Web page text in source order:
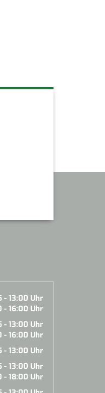
- 13:00 Uhr
- 16:00 Uhr
- 13:00 Uhr
- 16:00 Uhr
- 13:00 Uhr
- 13:00 Uhr
- 18:00 Uhr